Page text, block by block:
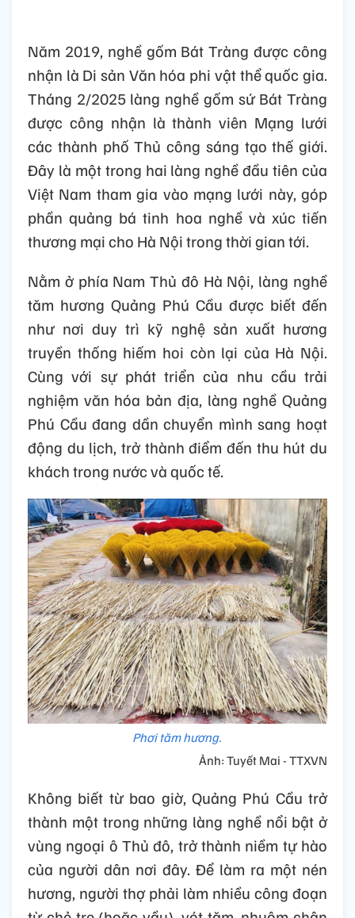
Năm 2019, nghề gốm Bát Tràng được công
nhận là Di sản Văn hóa phi vật thể quốc gia.
Tháng 2/2025 làng nghề gốm sứ Bát Tràng
được công nhận là thành viên Mạng lưới
các thành phố Thủ công sáng tạo thế giới.
Đây là một trong hai làng nghề đầu tiên của
Việt Nam tham gia vào mạng lưới này, góp
phần quảng bá tinh hoa nghề và xúc tiến
thương mại cho Hà Nội trong thời gian tới.
Nằm ở phía Nam Thủ đô Hà Nội, làng nghề
tăm hương Quảng Phú Cầu được biết đến
như nơi duy trì kỹ nghệ sản xuất hương
truyền thống hiếm hoi còn lại của Hà Nội.
Cùng với sự phát triển của nhu cầu trải
nghiệm văn hóa bản địa, làng nghề Quảng
Phú Cầu đang dần chuyển mình sang hoạt
động du lịch, trở thành điểm đến thu hút du
khách trong nước và quốc tế.
Phơi tăm hương.
Ảnh: Tuyết Mai - TTXVN
Không biết từ bao giờ, Quảng Phú Cầu trở
thành một trong những làng nghề nổi bật ở
vùng ngoại ô Thủ đô, trở thành niềm tự hào
của người dân nơi đây. Để làm ra một nén
hương, người thợ phải làm nhiều công đoạn